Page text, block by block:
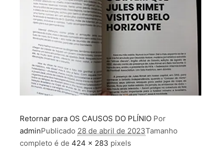
Retornar para OS CAUSOS DO PLÍNIO Por
adminPublicado 28 de abril de 2023Tamanho
completo é de 424 × 283 pixels